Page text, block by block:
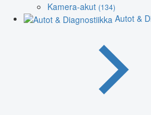
Kamera-akut (134)
Autot &